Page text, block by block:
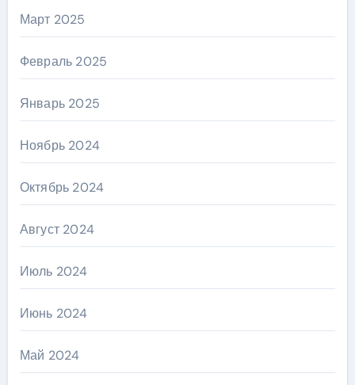
Март 2025
Февраль 2025
Январь 2025
Ноябрь 2024
Октябрь 2024
Август 2024
Июль 2024
Июнь 2024
Май 2024